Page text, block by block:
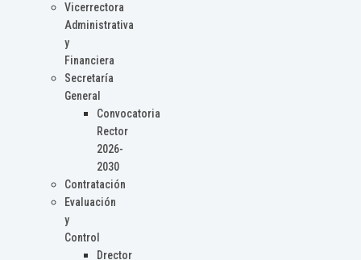
Vicerrectora
Administrativa
y
Financiera
Secretaría
General
Convocatoria
Rector
2026-
2030
Contratación
Evaluación
y
Control
Drector